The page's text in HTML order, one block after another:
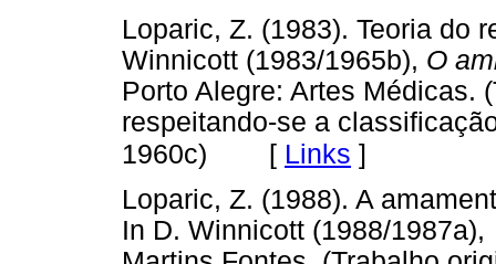
Loparic, Z. (1983). Teoria do
Winnicott (1983/1965b), O
Porto Alegre: Artes Médicas.
respeitando-se a
1960c) [ Links ]
Loparic, Z. (1988). A
In D. Winnicott (1988/